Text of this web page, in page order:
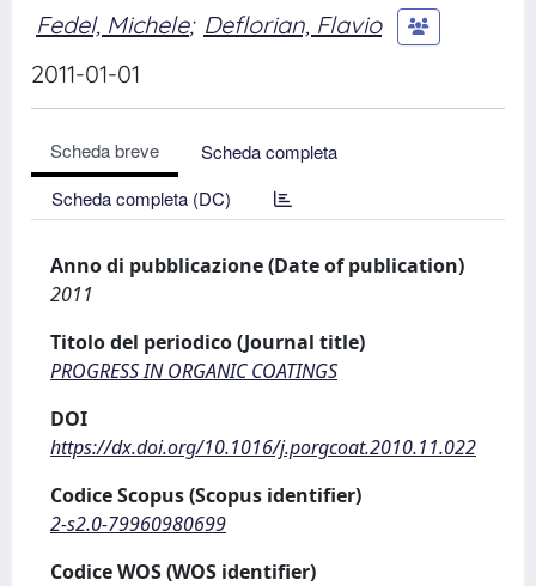
Fedel, Michele; Deflorian, Flavio
2011-01-01
Scheda breve
Scheda completa
Scheda completa (DC)
Anno di pubblicazione (Date of publication)
2011
Titolo del periodico (Journal title)
PROGRESS IN ORGANIC COATINGS
DOI
https://dx.doi.org/10.1016/j.porgcoat.2010.11.022
Codice Scopus (Scopus identifier)
2-s2.0-79960980699
Codice WOS (WOS identifier)